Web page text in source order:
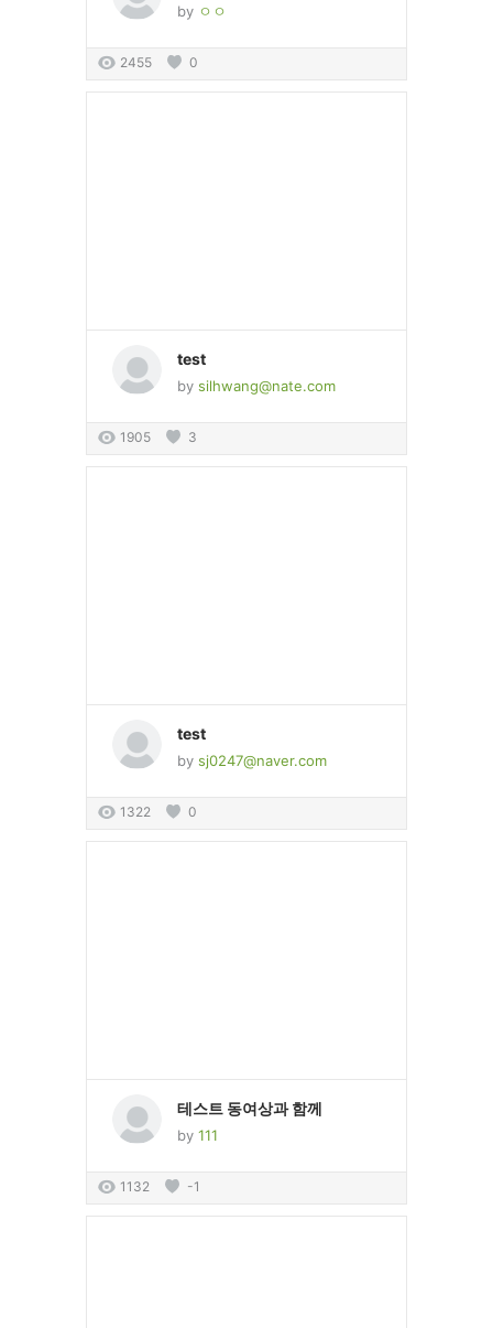
by ㅇㅇ
2455 0
test
by silhwang@nate.com
1905 3
test
by sj0247@naver.com
1322 0
테스트 동여상과 함께
by 111
1132 -1